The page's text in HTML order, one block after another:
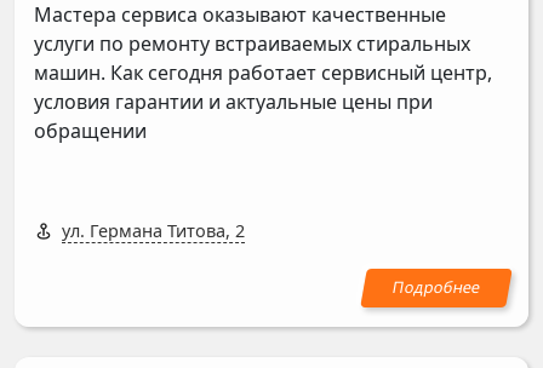
Мастера сервиса оказывают качественные
услуги по ремонту встраиваемых стиральных
машин. Как сегодня работает сервисный центр,
условия гарантии и актуальные цены при
обращении
ул. Германа Титова, 2